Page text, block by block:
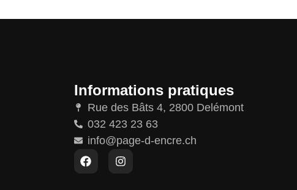
Informations pratiques
Rue des Bâts 4, 2800 Delémont
032 423 23 63
info@page-d-encre.ch